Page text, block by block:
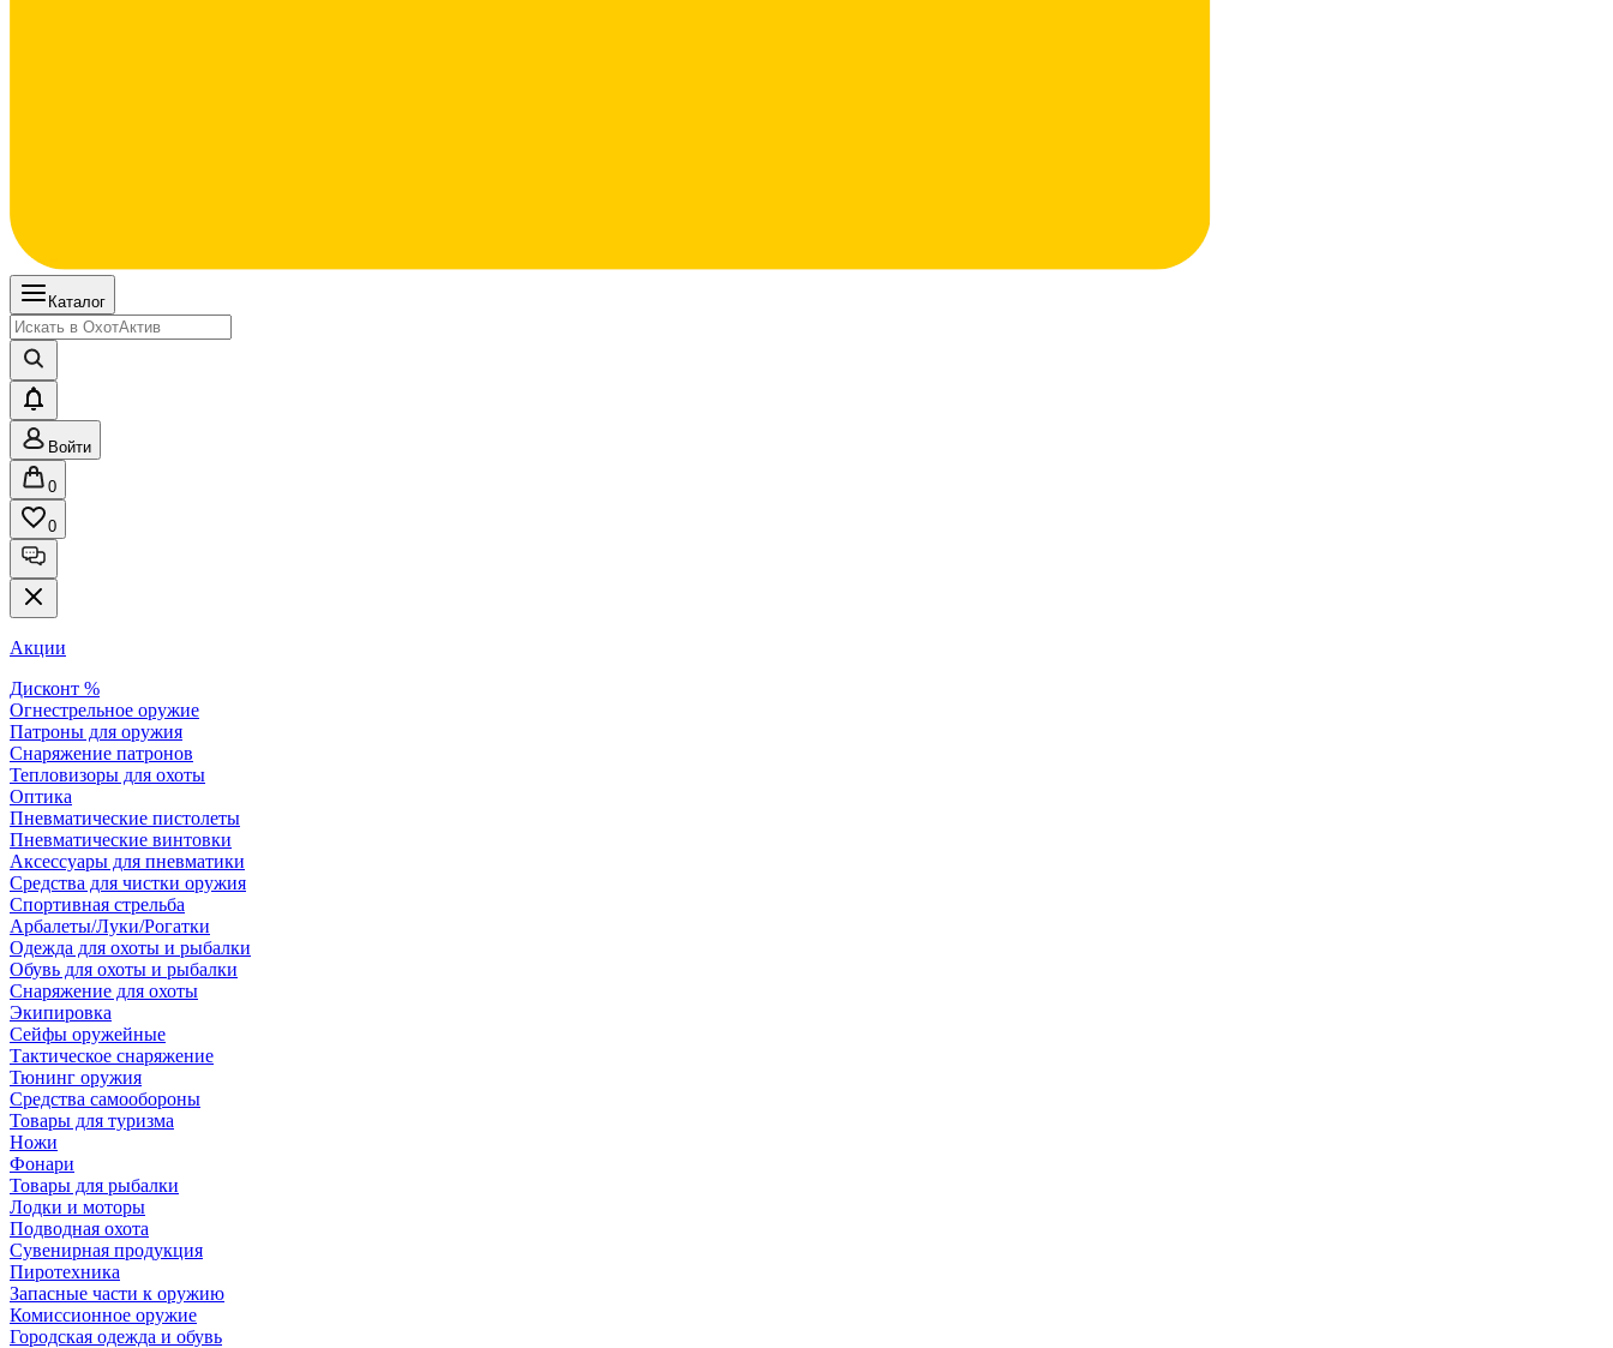
Каталог
Войти
0
0
Акции
Дисконт %
Огнестрельное оружие
Патроны для оружия
Снаряжение патронов
Тепловизоры для охоты
Оптика
Пневматические пистолеты
Пневматические винтовки
Аксессуары для пневматики
Средства для чистки оружия
Спортивная стрельба
Арбалеты/Луки/Рогатки
Одежда для охоты и рыбалки
Обувь для охоты и рыбалки
Снаряжение для охоты
Экипировка
Сейфы оружейные
Тактическое снаряжение
Тюнинг оружия
Средства самообороны
Товары для туризма
Ножи
Фонари
Товары для рыбалки
Лодки и моторы
Подводная охота
Сувенирная продукция
Пиротехника
Запасные части к оружию
Комиссионное оружие
Городская одежда и обувь